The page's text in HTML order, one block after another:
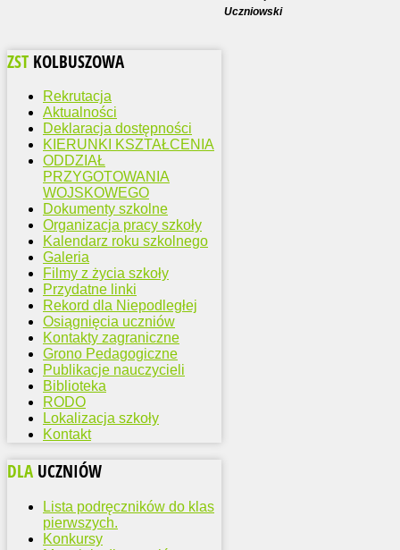
Uczniowski
ZST KOLBUSZOWA
Rekrutacja
Aktualności
Deklaracja dostępności
KIERUNKI KSZTAŁCENIA
ODDZIAŁ
PRZYGOTOWANIA
WOJSKOWEGO
Dokumenty szkolne
Organizacja pracy szkoły
Kalendarz roku szkolnego
Galeria
Filmy z życia szkoły
Przydatne linki
Rekord dla Niepodległej
Osiągnięcia uczniów
Kontakty zagraniczne
Grono Pedagogiczne
Publikacje nauczycieli
Biblioteka
RODO
Lokalizacja szkoły
Kontakt
DLA UCZNIÓW
Lista podręczników do klas
pierwszych.
Konkursy